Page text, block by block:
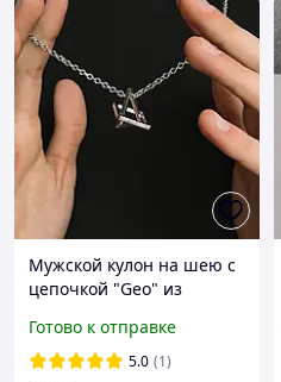
Мужской кулон на шею с
цепочкой "Geo" из
Готово к отправке
5.0 (1)